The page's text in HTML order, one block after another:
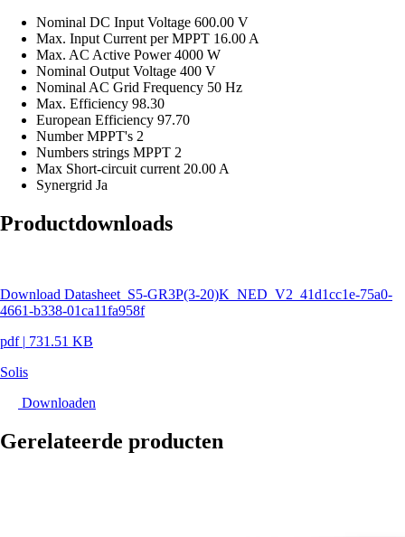
Nominal DC Input Voltage 600.00 V
Max. Input Current per MPPT 16.00 A
Max. AC Active Power4000 W
Nominal Output Voltage 400 V
Nominal AC Grid Frequency 50 Hz
Max. Efficiency 98.30
European Efficiency 97.70
Number MPPT's 2
Numbers strings MPPT 2
Max Short-circuit current 20.00 A
Synergrid Ja
Productdownloads
Download Datasheet_S5-GR3P(3-20)K_NED_V2_41d1cc1e-75a0-
4661-b338-01ca11fa958f
pdf | 731.51 KB
Solis
Downloaden
Gerelateerde producten